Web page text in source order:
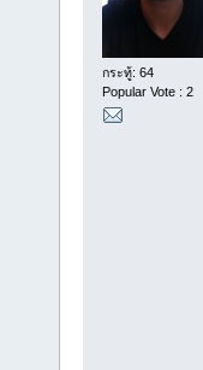
กระทู้: 64
Popular Vote : 2